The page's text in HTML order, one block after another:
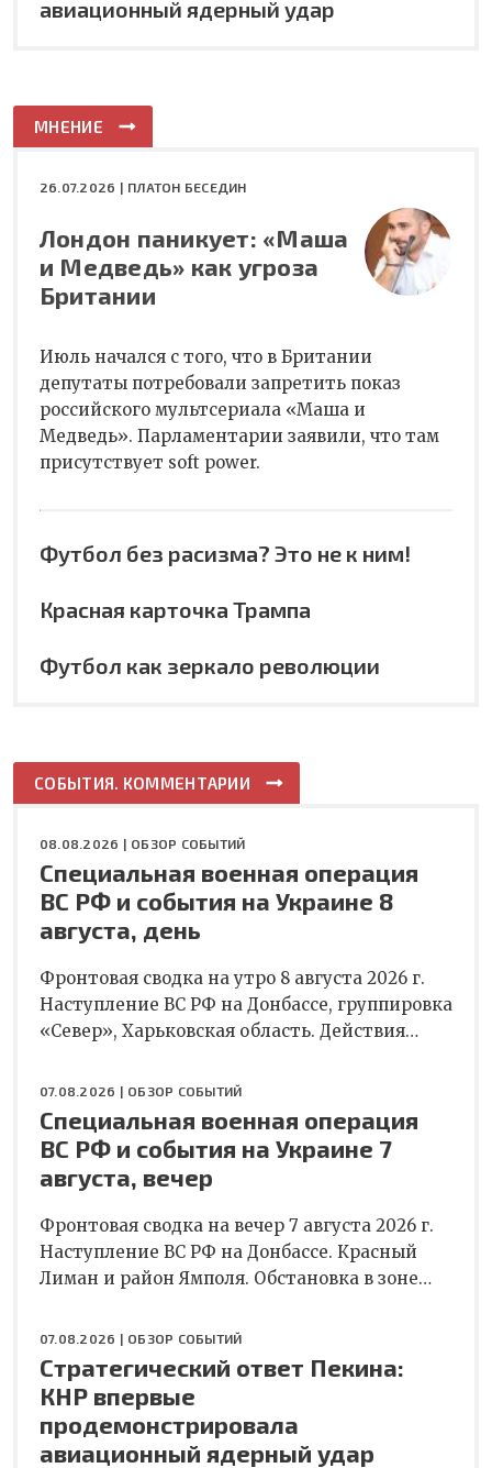
авиационный ядерный удар
МНЕНИЕ
26.07.2026 | ПЛАТОН БЕСЕДИН
Лондон паникует: «Маша
и Медведь» как угроза
Британии
Июль начался с того, что в Британии
депутаты потребовали запретить показ
российского мультсериала «Маша и
Медведь». Парламентарии заявили, что там
присутствует soft power.
Футбол без расизма? Это не к ним!
Красная карточка Трампа
Футбол как зеркало революции
СОБЫТИЯ. КОММЕНТАРИИ
08.08.2026 | ОБЗОР СОБЫТИЙ
Специальная военная операция
ВС РФ и события на Украине 8
августа, день
Фронтовая сводка на утро 8 августа 2026 г.
Наступление ВС РФ на Донбассе, группировка
«Север», Харьковская область. Действия…
07.08.2026 | ОБЗОР СОБЫТИЙ
Специальная военная операция
ВС РФ и события на Украине 7
августа, вечер
Фронтовая сводка на вечер 7 августа 2026 г.
Наступление ВС РФ на Донбассе. Красный
Лиман и район Ямполя. Обстановка в зоне…
07.08.2026 | ОБЗОР СОБЫТИЙ
Стратегический ответ Пекина:
КНР впервые
продемонстрировала
авиационный ядерный удар